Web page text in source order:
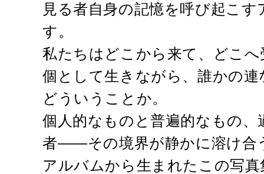
見る者自身の記憶を呼び起こ
す。
私たちはどこから来て、どこ
個として生きながら、誰かの
どういうことか。
個人的なものと普遍的なもの、
者——その境界が静かに溶け合
アルバムから生まれたこの写